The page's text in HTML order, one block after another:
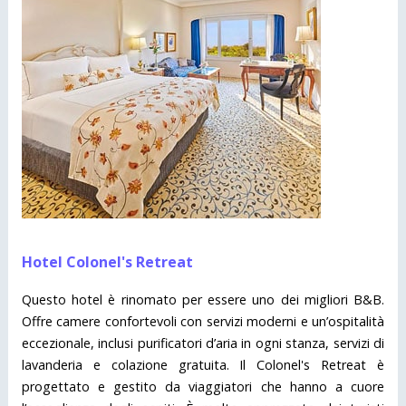
Hotel Colonel's Retreat
Questo hotel è rinomato per essere uno dei migliori B&B.
Offre camere confortevoli con servizi moderni e un’ospitalità
eccezionale, inclusi purificatori d’aria in ogni stanza, servizi di
lavanderia e colazione gratuita. Il Colonel's Retreat è
progettato e gestito da viaggiatori che hanno a cuore